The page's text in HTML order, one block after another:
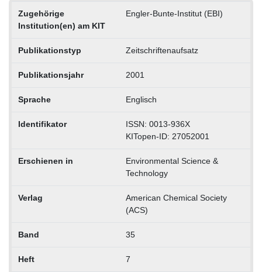
Zugehörige
Institution(en) am KIT
Engler-Bunte-Institut (EBI)
Publikationstyp Zeitschriftenaufsatz
Publikationsjahr 2001
Sprache Englisch
Identifikator
ISSN: 0013-936X
KITopen-ID: 27052001
Erschienen in
Environmental Science &
Technology
Verlag
American Chemical Society
(ACS)
Band 35
Heft 7